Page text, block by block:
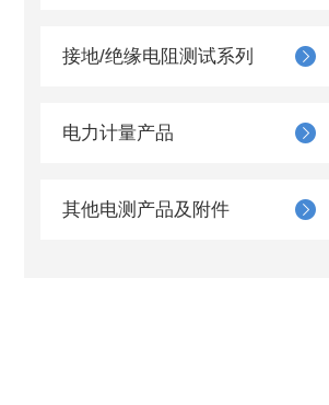
接地/绝缘电阻测试系列
电力计量产品
其他电测产品及附件